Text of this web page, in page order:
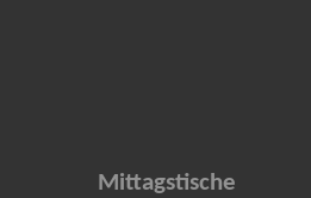
Mittagstische